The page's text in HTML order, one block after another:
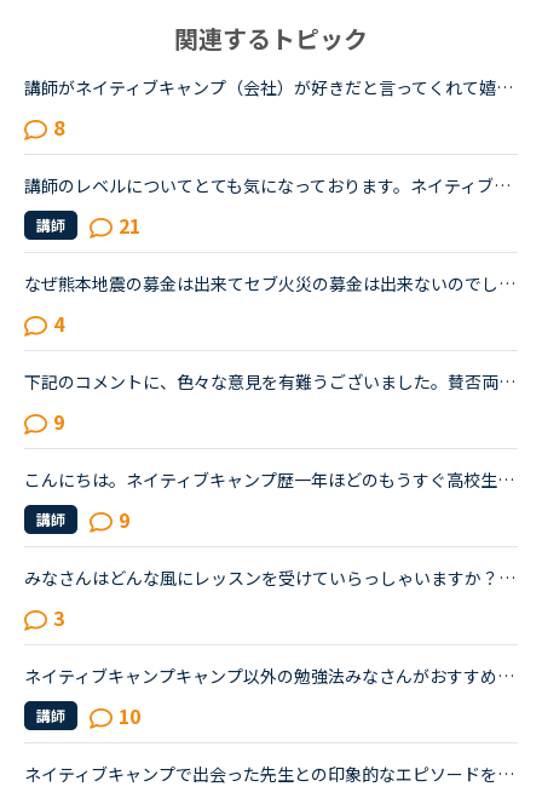
関連するトピック
講師がネイティブキャンプ（会社）が好きだと言ってくれて嬉しかったです。ネイティブキャンプに入会してから５ケ月の間お世話になっている大好きな講師が言うにはネイティブキャンプはこれまで働いたESL（第二言...
8
講師のレベルについてとても気になっております。ネイティブキャンプをはじめて3年です。文法と発音の基礎から始めてきたおかげで、段々と言いたいことを表現でき、先生の話していることもほぼ理解できるようにな...
講師 21
なぜ熊本地震の募金は出来てセブ火災の募金は出来ないのでしょうか？以前別の方が立てたトピックで <a href="https://nativecamp.net/user/message-board/detail/842" target="_blank">https://nativecamp.net/user/message-board/detail/842</a> セブの火災について <a href="http://www.sunstar.com.ph/cebu/loca..." target="_blank">http://www.sunstar.com.ph/cebu/loca...</a>
4
下記のコメントに、色々な意見を有難うございました。賛否両論があり、気付いた事があります。 私は昨年、１１／１６～トライレッスンを始めたので、今年に入るまで いつでも充分満足するほどレッスンを受けられ...
9
こんにちは。ネイティブキャンプ歴一年ほどのもうすぐ高校生になるものです。私は英語が得意でネイティブキャンプと英語塾に通っています。しかしその塾では大量の宿題が出され、かなり高レベルな教材(今はローマ...
講師 9
みなさんはどんな風にレッスンを受けていらっしゃいますか？今は、フリートークを主に受けていて、たまにデイリーニュースを受けています。「コース・教材診断」を受けると、「カラン」とかになるのですが、お金...
3
ネイティブキャンプキャンプ以外の勉強法みなさんがおすすめの、ネイティブキャンプ以外の英語勉強法を教えてください。毎日これをやってます！など教えていただけたら、参考にしたいです✨
講師 10
ネイティブキャンプで出会った先生との印象的なエピソードをシェアしませんか？私は最近、カメルーン人の先生のレッスンにハマっています。あるとき先生が「カメルーンやアフリカについて、日本人はどんな印象を...